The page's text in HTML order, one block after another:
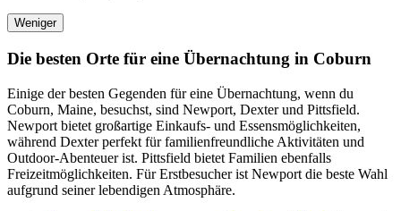
Weniger
Die besten Orte für eine Übernachtung in Coburn
Einige der besten Gegenden für eine Übernachtung, wenn du
Coburn, Maine, besuchst, sind Newport, Dexter und Pittsfield.
Newport bietet großartige Einkaufs- und Essensmöglichkeiten,
während Dexter perfekt für familienfreundliche Aktivitäten und
Outdoor-Abenteuer ist. Pittsfield bietet Familien ebenfalls
Freizeitmöglichkeiten. Für Erstbesucher ist Newport die beste Wahl
aufgrund seiner lebendigen Atmosphäre.